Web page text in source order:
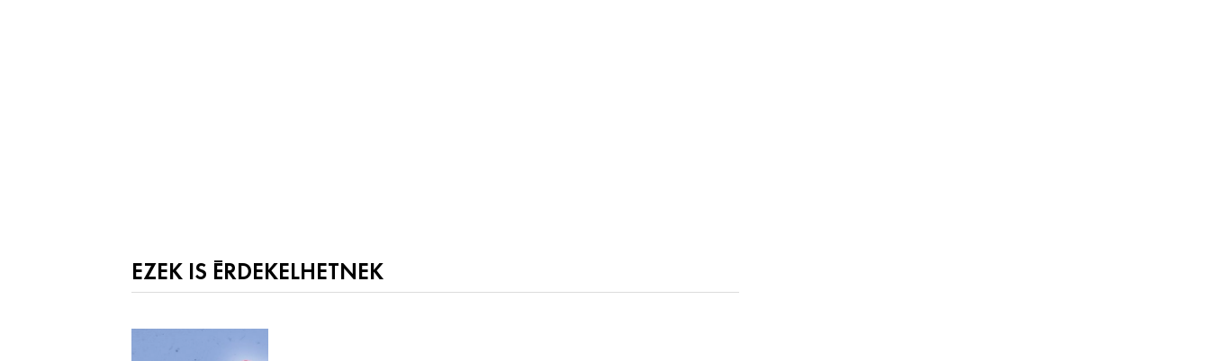
EZEK IS ÉRDEKELHETNEK